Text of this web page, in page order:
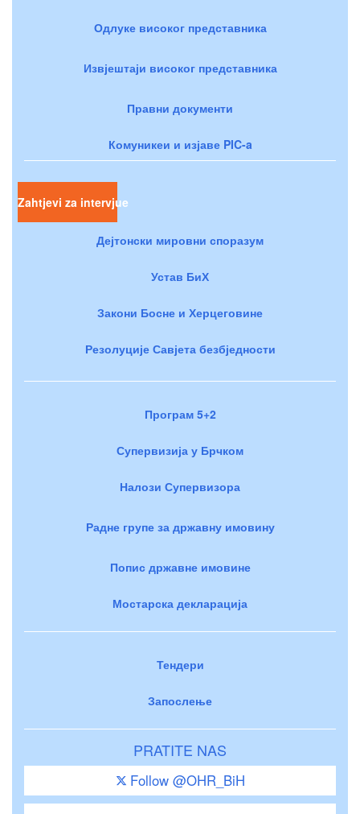
Одлуке високог представника
Извјештаји високог представника
Правни документи
Комуникеи и изјаве PIC-a
Zahtjevi za intervjue
Дејтонски мировни споразум
Устав БиХ
Закони Босне и Херцеговине
Резолуције Савјета безбједности
Програм 5+2
Супервизија у Брчком
Налози Супервизора
Радне групе за државну имовину
Попис државне имовине
Мостарска декларација
Тендери
Запослење
PRATITE NAS
Follow @OHR_BiH